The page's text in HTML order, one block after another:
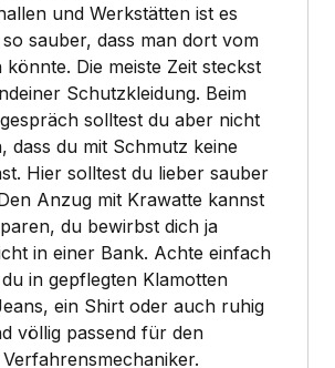
und Werkstätten ist es
sauber, dass man dort vom
könnte. Die meiste Zeit steckst
Schutzkleidung. Beim
solltest du aber nicht
dass du mit Schmutz keine
Hier solltest du lieber sauber
Anzug mit Krawatte kannst
du bewirbst dich ja
in einer Bank. Achte einfach
in gepflegten Klamotten
ein Shirt oder auch ruhig
völlig passend für den